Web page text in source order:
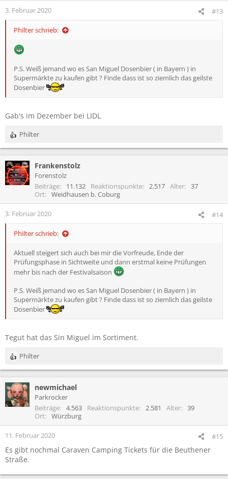
n
3. Februar 2020 #13
Philter schrieb:
P.S. Weiß jemand wo es San Miguel Dosenbier ( in Bayern ) in
Supermärkte zu kaufen gibt ? Finde dass ist so ziemlich das geilste
Dosenbier
Gab's im Dezember bei LIDL
R
e
k
t
i
n
Philter
Frankenstolz
Forenstolz
Beiträge
11.132 Reaktionspunkte 2.517 Alter
37
Ort
Weidhausen b. Coburg
3. Februar 2020 #14
Philter schrieb:
Aktuell steigert sich auch bei mir die Vorfreude, Ende der
Prüfungsphase in Sichtweite und dann erstmal keine Prüfungen
mehr bis nach der Festivalsaison
P.S. Weiß jemand wo es San Miguel Dosenbier ( in Bayern ) in
Supermärkte zu kaufen gibt ? Finde dass ist so ziemlich das geilste
Dosenbier
Tegut hat das Sin Miguel im Sortiment.
R
e
k
t
i
n
e
:
Philter
newmichael
Parkrocker
Beiträge
4.563 Reaktionspunkte 2.581 Alter
39
Ort
Würzburg
11. Februar 2020 #15
Es gibt nochmal Caraven Camping Tickets für die Beuthener
Straße.